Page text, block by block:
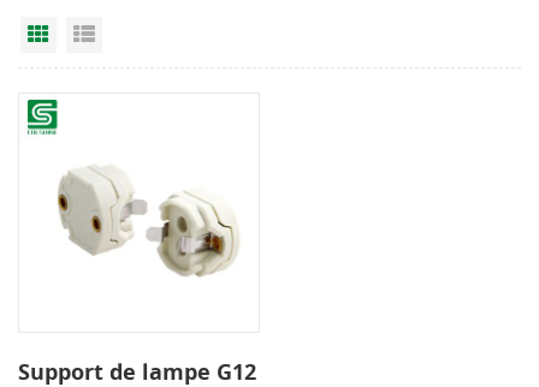
Grid View
Support de lampe G12